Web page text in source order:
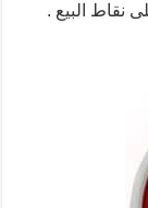
نقاط البيع .